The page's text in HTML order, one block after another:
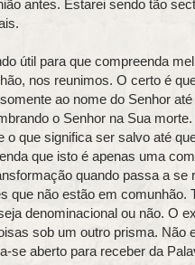
antes. Estarei sendo tão
útil para que compreenda
nos reunimos. O certo é
ao nome do Senhor
o Senhor na Sua
que significa ser salvo até
que isto é apenas uma
quando passa a se
que não estão em comunhão.
denominacional ou não. O
sob um outro prisma. Não
aberto para receber da